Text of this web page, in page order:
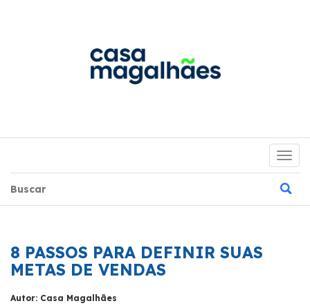
8 PASSOS PARA DEFINIR SUAS
METAS DE VENDAS
Autor: Casa Magalhães